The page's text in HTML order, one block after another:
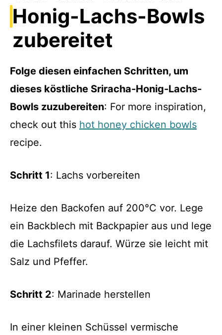
Honig-Lachs-Bowls
zubereitet
Folge diesen einfachen Schritten, um
dieses köstliche Sriracha-Honig-Lachs-
Bowls zuzubereiten: For more inspiration,
check out this hot honey chicken bowls
recipe.
Schritt 1: Lachs vorbereiten
Heize den Backofen auf 200°C vor. Lege
ein Backblech mit Backpapier aus und lege
die Lachsfilets darauf. Würze sie leicht mit
Salz und Pfeffer.
Schritt 2: Marinade herstellen
In einer kleinen Schüssel vermische